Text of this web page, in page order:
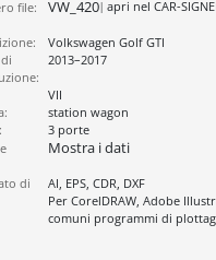
file: VW_420 apri nel CAR-
Volkswagen Golf GTI
2013–2017
VII
station wagon
3 porte
Mostra i dati
di
AI, EPS, CDR, DXF
Per CorelDRAW, Adobe
comuni programmi di